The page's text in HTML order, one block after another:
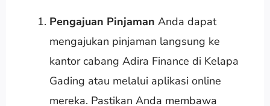
Pengajuan Pinjaman Anda dapat
mengajukan pinjaman langsung ke
kantor cabang Adira Finance di Kelapa
Gading atau melalui aplikasi online
mereka. Pastikan Anda membawa